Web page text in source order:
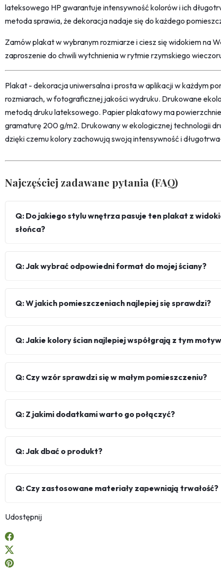
lateksowego HP gwarantuje intensywność kolorów i ich
metoda sprawia, że dekoracja nadaje się do każdego
Zamów plakat w wybranym rozmiarze i ciesz się widokiem na
zaproszenie do chwili wytchnienia w rytmie rzymskiego
Plakat - dekoracja uniwersalna i prosta w aplikacji w każdym
rozmiarach, w fotograficznej jakości wydruku. Drukowane
metodą druku lateksowego. Papier plakatowy ma
gramaturę 200 g/m2. Drukowany w ekologicznej technologii
dzięki czemu kolory zachowują swoją intensywność i
Najczęściej zadawane pytania (FAQ)
Q: Do jakiego stylu wnętrza pasuje ten plakat z
słońca?
Q: Jak wybrać odpowiedni format do mojej ściany?
Q: W jakich pomieszczeniach najlepiej się sprawdzi?
Q: Jakie kolory ścian najlepiej współgrają z tym
Q: Czy wzór sprawdzi się w małym pomieszczeniu?
Q: Z jakimi dodatkami warto go połączyć?
Q: Jak dbać o produkt?
Q: Czy zastosowane materiały zapewniają trwałość?
Udostępnij